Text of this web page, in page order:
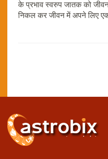
के प्रभाव स्वरुप जातक को
निकल कर जीवन में अपने लिए एक